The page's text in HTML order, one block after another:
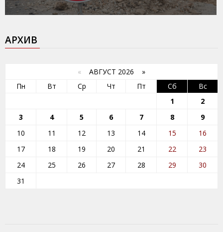
АРХИВ
« АВГУСТ 2026 »
Пн
Вт Ср Чт Пт Сб
Вс
1
2
3
4 5 6 7 8
9
10
11 12 13 14 15
16
17
18 19 20 21 22
23
24
25 26 27 28 29
30
31